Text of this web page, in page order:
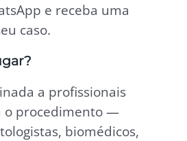
e receba uma
caso.
a profissionais
o procedimento —
biomédicos,